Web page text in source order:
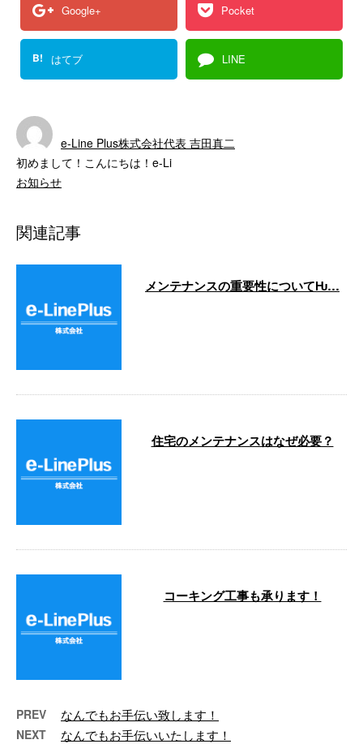
Google+ Pocket
B! はてブ LINE
e-Line Plus株式会社代表 吉田真二
初めまして！こんにちは！e-Li
お知らせ
関連記事
メンテナンスの重要性についてǶ…
住宅のメンテナンスはなぜ必要？
コーキング工事も承ります！
PREV なんでもお手伝い致します！
NEXT なんでもお手伝いいたします！